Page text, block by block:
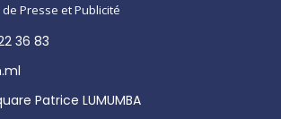
Presse et Publicité
36 83
Patrice LUMUMBA